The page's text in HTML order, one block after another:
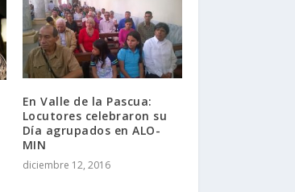
En Valle de la Pascua:
Locutores celebraron su
Día agrupados en ALO-
MIN
diciembre 12, 2016